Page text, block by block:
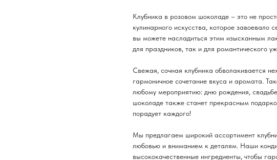
Клубника в розовом шоколаде – это не
кулинарного искусства, которое
вы можете насладиться этим изысканным
для праздников, так и для романтического
Свежая, сочная клубника обволакивается
гармоничное сочетание вкуса и аромата.
любому мероприятию: дню рождения,
шоколаде также станет прекрасным
порадует каждого!
Мы предлагаем широкий ассортимент
любовью и вниманием к деталям. Наши
высококачественные ингредиенты, чтобы